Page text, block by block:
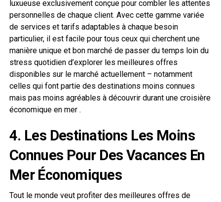
luxueuse exclusivement conçue pour combler les attentes
personnelles de chaque client. Avec cette gamme variée
de services et tarifs adaptables à chaque besoin
particulier, il est facile pour tous ceux qui cherchent une
manière unique et bon marché de passer du temps loin du
stress quotidien d’explorer les meilleures offres
disponibles sur le marché actuellement – notamment
celles qui font partie des destinations moins connues
mais pas moins agréables à découvrir durant une croisière
économique en mer .
4. Les Destinations Les Moins
Connues Pour Des Vacances En
Mer Économiques
Tout le monde veut profiter des meilleures offres de